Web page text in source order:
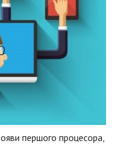
першого процесора,